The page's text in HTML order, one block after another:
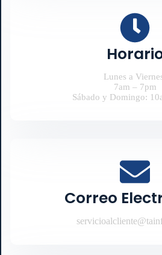
Lunes a
7am – 7pm
Sábado y Domingo:
Correo